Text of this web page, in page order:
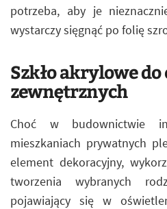
potrzeba, aby je
wystarczy sięgnąć po folię
Szkło akrylowe
zewnętrznych
Choć w budownictwie
mieszkaniach prywatnych
element dekoracyjny,
tworzenia wybranych
pojawiający się w